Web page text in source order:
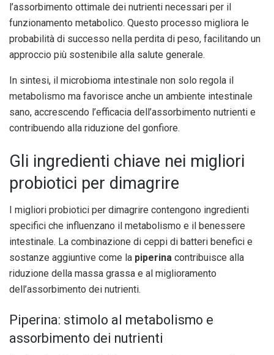
l’assorbimento ottimale dei nutrienti necessari per il
funzionamento metabolico. Questo processo migliora le
probabilità di successo nella perdita di peso, facilitando un
approccio più sostenibile alla salute generale.
In sintesi, il microbioma intestinale non solo regola il
metabolismo ma favorisce anche un ambiente intestinale
sano, accrescendo l’efficacia dell’assorbimento nutrienti e
contribuendo alla riduzione del gonfiore.
Gli ingredienti chiave nei migliori
probiotici per dimagrire
I migliori probiotici per dimagrire contengono ingredienti
specifici che influenzano il metabolismo e il benessere
intestinale. La combinazione di ceppi di batteri benefici e
sostanze aggiuntive come la piperina contribuisce alla
riduzione della massa grassa e al miglioramento
dell’assorbimento dei nutrienti.
Piperina: stimolo al metabolismo e
assorbimento dei nutrienti